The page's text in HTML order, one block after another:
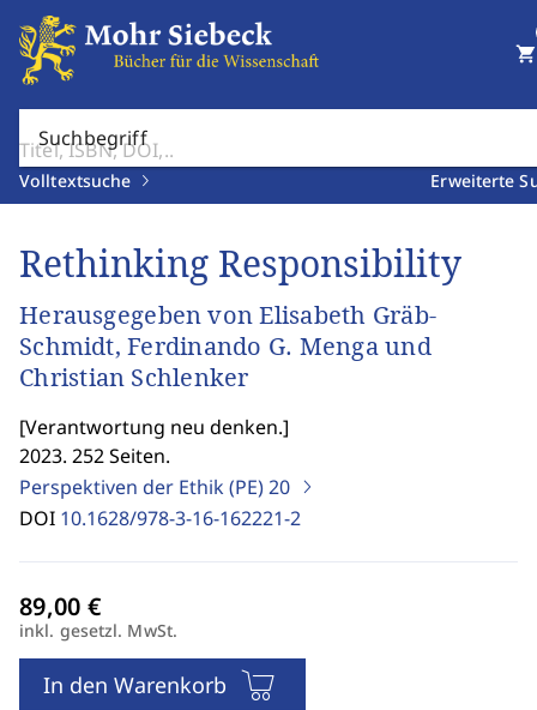
Suchbegriff
Volltextsuche Erweiterte
shopping_cart
Rethinking Responsibility
Herausgegeben von Elisabeth Gräb-
Schmidt, Ferdinando G. Menga und
Christian Schlenker
[Verantwortung neu denken.]
2023. 252 Seiten.
Perspektiven der Ethik (PE)20
DOI 10.1628/978-3-16-162221-2
inkl. gesetzl. MwSt.
In den Warenkorb